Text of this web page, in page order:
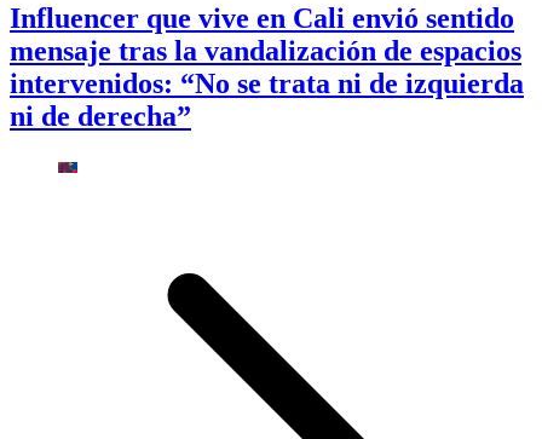
Influencer que vive en Cali envió sentido
mensaje tras la vandalización de espacios
intervenidos: “No se trata ni de izquierda
ni de derecha”